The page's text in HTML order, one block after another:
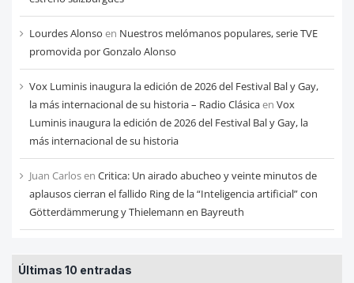
Lourdes Alonso en Nuestros melómanos populares, serie TVE
promovida por Gonzalo Alonso
Vox Luminis inaugura la edición de 2026 del Festival Bal y Gay,
la más internacional de su historia – Radio Clásicaen Vox
Luminis inaugura la edición de 2026 del Festival Bal y Gay, la
más internacional de su historia
Juan Carlosen Critica: Un airado abucheo y veinte minutos de
aplausos cierran el fallido Ring de la “Inteligencia artificial” con
Götterdämmerung y Thielemann en Bayreuth
Últimas 10 entradas